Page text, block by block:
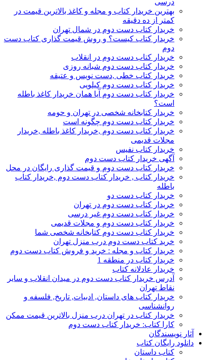
درسی
بهترین خریدار کتاب و مجله و کاغذ بالاترین قیمت در
کمتر از ده دقیقه
خریدار کتاب دست دوم در شمال تهران
خریدار کتاب کیست؟ و روش قیمت گذاری کتاب دست
دوم
خریدار کتاب دست دوم در انقلاب
خریدار کتاب دست دوم شبانه روزی
خریدار کتاب خطی ,دست نویس و عتیقه
خریدار کتاب دست دوم کیلویی
خریدار کتاب دست دوم آیا همان خریدار کاغذ باطله
است؟
خریدار کتابخانه شخصی در تهران و حومه
خریدار کتاب دست دوم چگونه است
خریدار کتاب دست دوم ,خریدار کاغذ باطله ,خریدار
مجلات قدیمی
خریدار کتاب نفیس
آگهی خریدار کتاب دست دوم
خریدار کتاب دست دوم و قیمت گذاری رایگان در محل
خریدار کتاب , خریدار کتاب دست دوم ,خریدار کتاب
باطله
خریدار کتاب دست دو
خریدار کتاب دست دوم در تهران
خریدار کتاب دست دوم غیر درسی
خریدار کتاب دست دوم و مجلات قدیمی
خریدار کتاب دست دوم کتابخانه شخصی شما
خرید کتاب دست دوم درب منزل تهران
خریدار کتاب و مجله : خرید و فروش کتاب دست دوم
خریدار کتاب در منطقه 1
خریدار عادلانه کتاب
آدرس خریدار کتاب دست دوم در میدان انقلاب و سایر
نقاط تهران
خریدار کتاب های داستان, ادبیات, تاریخ, فلسفه و
روانشناسی
خریدار کتاب در تهران درب منزل بالاترین قیمت ممکن
کارا کتاب: خریدار کتاب دست دوم
آثار نویسندگان
دانلود رایگان کتاب
کتاب داستان